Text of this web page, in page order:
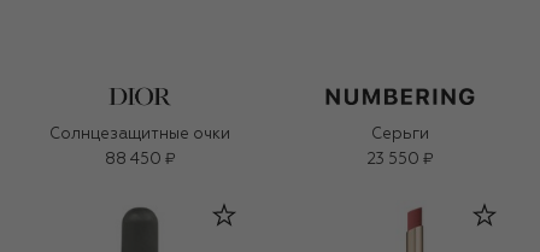
Солнцезащитные очки
88 450 ₽
Серьги
23 550 ₽